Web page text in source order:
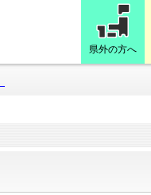
県外の方へ